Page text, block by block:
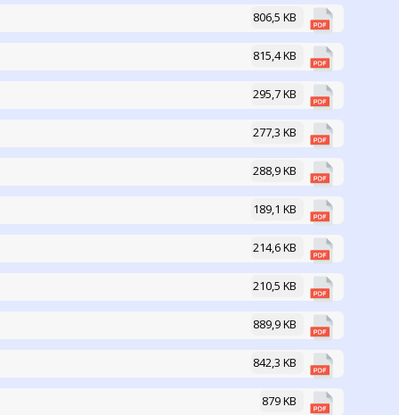
806,5 KB
815,4 KB
295,7 KB
277,3 KB
288,9 KB
189,1 KB
214,6 KB
210,5 KB
889,9 KB
842,3 KB
879 KB